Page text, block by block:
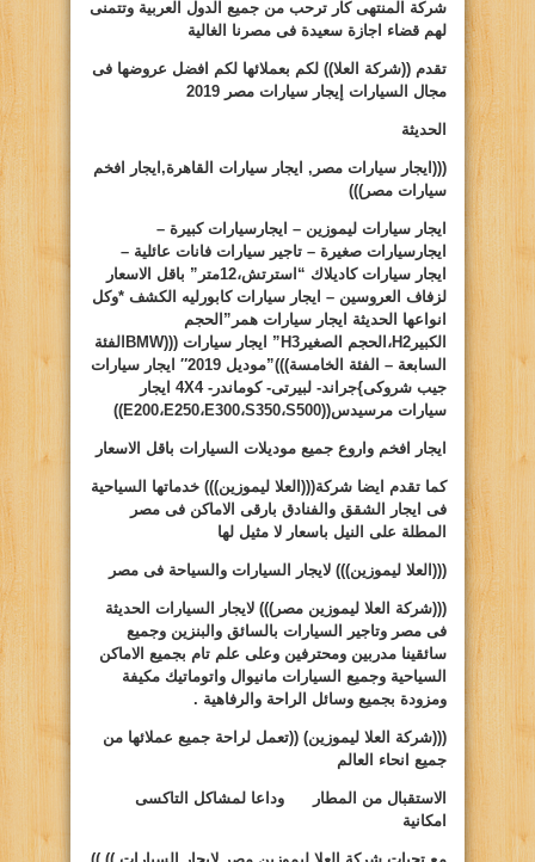
شركة المنتهى كار ترحب من جميع الدول العربية وتتمنى
لهم قضاء اجازة سعيدة فى مصرنا الغالية
تقدم ((شركة العلا)) لكم بعملائها لكم افضل عروضها فى
مجال السيارات إيجار سيارات مصر 2019
الحديثة
(((ايجار سيارات مصر, ايجار سيارات القاهرة,ايجار افخم
سيارات مصر)))
ايجار سيارات ليموزين – ايجارسيارات كبيرة –
ايجارسيارات صغيرة – تاجير سيارات فانات عائلية –
ايجار سيارات كاديلاك “استرتش،12متر” باقل الاسعار
لزفاف العروسين – ايجار سيارات كابورليه الكشف *وكل
انواعها الحديثة ايجار سيارات همر”الحجم
الكبير H2،الحجم الصغير H3 ” ايجار سيارات (((BMW الفئة
السابعة – الفئة الخامسة)))”موديل 2019″ ايجار سيارات
جيب شروكى}جراند- لبيرتى- كوماندر-4X4 ايجار
سيارات مرسيدس((
E200،E250،E300،S350،S500
))
ايجار افخم واروع جميع موديلات السيارات باقل الاسعار
كما تقدم ايضا شركة(((العلا ليموزين))) خدماتها السياحية
فى ايجار الشقق والفنادق بارقى الاماكن فى مصر
المطلة على النيل باسعار لا مثيل لها
(((العلا ليموزين))) لايجار السيارات والسياحة فى مصر
(((شركة العلا ليموزين مصر))) لايجار السيارات الحديثة
فى مصر وتاجير السيارات بالسائق والبنزين وجميع
سائقينا مدربين ومحترفين وعلى علم تام بجميع الاماكن
السياحية وجميع السيارات مانيوال واتوماتيك مكيفة
ومزودة بجميع وسائل الراحة والرفاهية .
(((شركة العلا ليموزين) ((تعمل لراحة جميع عملائها من
جميع انحاء العالم
الاستقبال من المطار وداعا لمشاكل التاكسى
امكانية